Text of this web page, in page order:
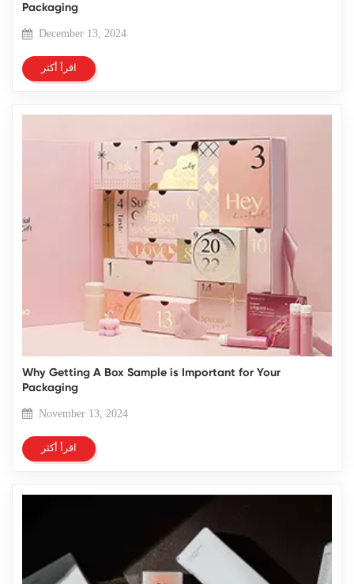
Packaging
December 13, 2024
اقرأ أكثر
Why Getting A Box Sample is Important for Your
Packaging
November 13, 2024
اقرأ أكثر